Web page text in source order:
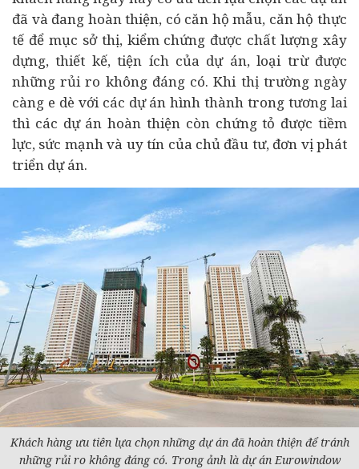
đã và đang hoàn thiện, có căn hộ mẫu, căn hộ thực
tế để mục sở thị, kiểm chứng được chất lượng xây
dựng, thiết kế, tiện ích của dự án, loại trừ được
những rủi ro không đáng có. Khi thị trường ngày
càng e dè với các dự án hình thành trong tương lai
thì các dự án hoàn thiện còn chứng tỏ được tiềm
lực, sức mạnh và uy tín của chủ đầu tư, đơn vị phát
triển dự án.
Khách hàng ưu tiên lựa chọn những dự án đã hoàn thiện để tránh
những rủi ro không đáng có. Trong ảnh là dự án Eurowindow